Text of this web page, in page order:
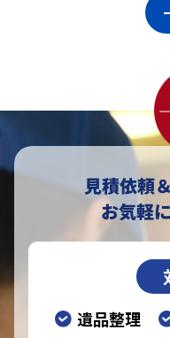
見積依頼
お気軽
遺品整理